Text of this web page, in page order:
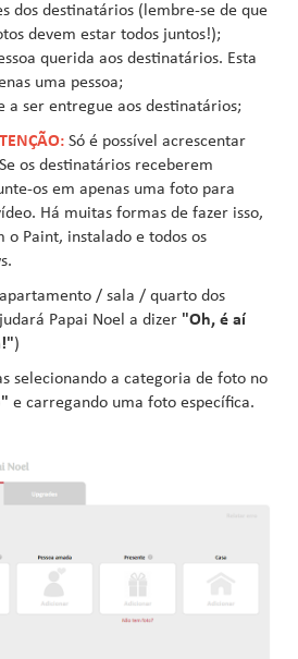
dos destinatários (lembre-se de que
devem estar todos juntos!);
querida aos destinatários. Esta
uma pessoa;
a ser entregue aos destinatários;
Só é possível acrescentar
os destinatários receberem
os em apenas uma foto para
Há muitas formas de fazer isso,
o Paint, instalado e todos os
/ sala / quarto dos
Papai Noel a dizer "Oh, é aí
)
selecionando a categoria de foto no
e carregando uma foto específica.